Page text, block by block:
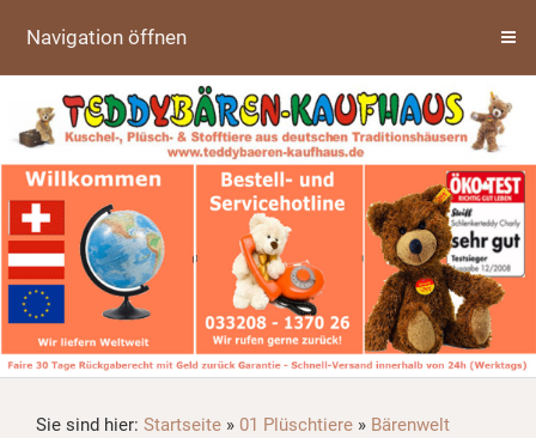
Navigation öffnen
Sie sind hier: Startseite » 01 Plüschtiere » Bärenwelt